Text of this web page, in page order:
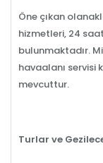
Öne çıkan
hizmetleri, 24
bulunmaktadır.
havaalanı
mevcuttur.
Turlar ve